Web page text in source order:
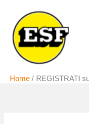
contenuto
Home REGISTRATI